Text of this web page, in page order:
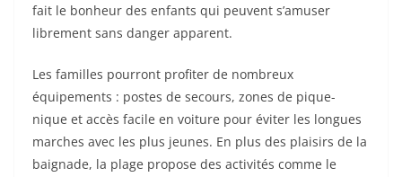
fait le bonheur des enfants qui peuvent s’amuser
librement sans danger apparent.
Les familles pourront profiter de nombreux
équipements : postes de secours, zones de pique-
nique et accès facile en voiture pour éviter les longues
marches avec les plus jeunes. En plus des plaisirs de la
baignade, la plage propose des activités comme le